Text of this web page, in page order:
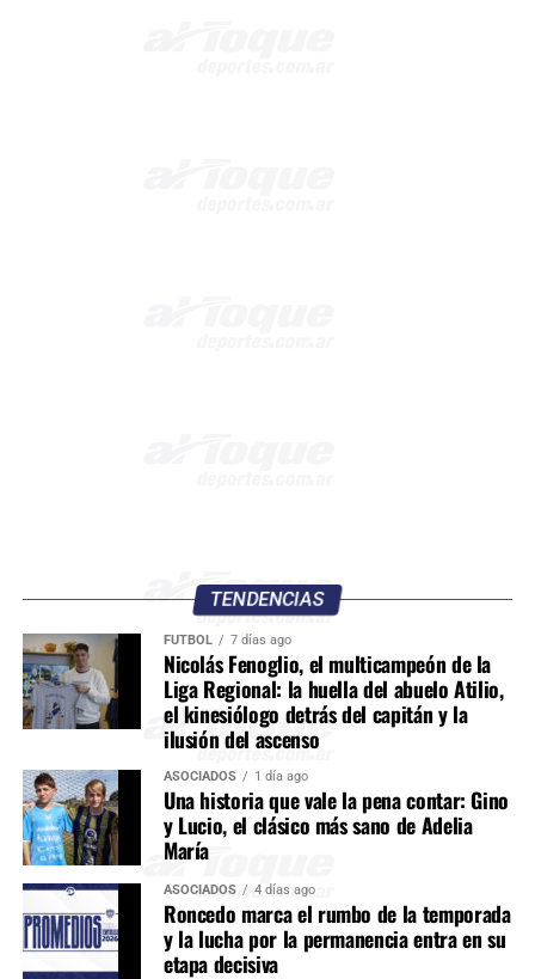
TENDENCIAS
FÚTBOL 7 días ago
Nicolás Fenoglio, el multicampeón de la
Liga Regional: la huella del abuelo Atilio,
el kinesiólogo detrás del capitán y la
ilusión del ascenso
ASOCIADOS 1 día ago
Una historia que vale la pena contar: Gino
y Lucio, el clásico más sano de Adelia
María
ASOCIADOS 4 días ago
Roncedo marca el rumbo de la temporada
y la lucha por la permanencia entra en su
etapa decisiva